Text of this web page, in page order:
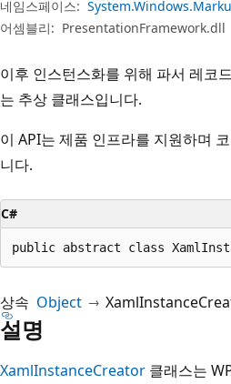
네임스페이스:
어셈블리: PresentationFramework.dll
이후 인스턴스화를 위해 파서 레코
는 추상 클래스입니다.
이 API는 제품 인프라를 지원하며
니다.
C#
public abstract class
상속 Object
설명
XamlInstanceCreator 클래스는